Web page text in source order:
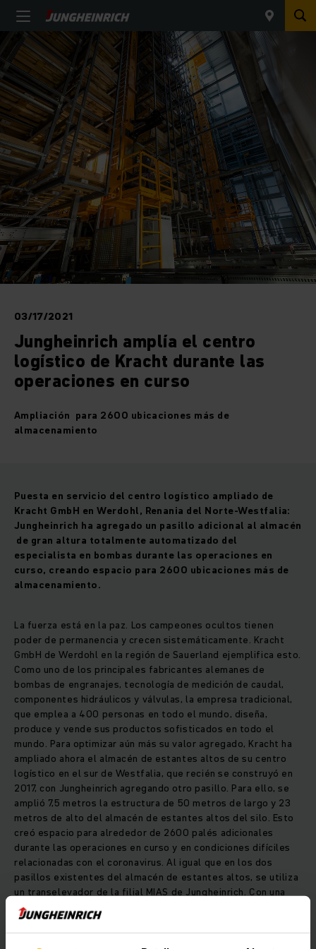
03/17/2021
Jungheinrich amplía el centro
logístico de Kracht durante las
operaciones en curso
Ampliación para 2600 ubicaciones más de
almacenamiento
Puesta en servicio del centro logístico ampliado de
Kracht GmbH en Werdohl, Renania del Norte-Westfalia:
Jungheinrich ha agregado un pasillo adicional al almacén
de gran altura totalmente automatizado del
especialista en bombas durante las operaciones en
curso, creando espacio para 2600 ubicaciones más de
almacenamiento.
La fuerza está en la paz. Los campeones ocultos tienen
poder de permanencia y crecen sistemáticamente. Kracht
GmbH de Werdohl en la región de Sauerland ejemplifica esto.
Como uno de los principales fabricantes alemanes de
bombas de engranajes, tecnología de medición de caudal,
componentes hidráulicos y válvulas, la empresa tradicional,
que emplea a 400 personas en todo el mundo, diseña,
produce y vende sus productos sofisticados en todo el
mundo. Para optimizar aún más su valor agregado, Kracht ha
ampliado ahora el almacén de estantes altos de su centro
logístico en el sur de Westfalia, que recién se construyó en
2017, con Jungheinrich agregando otro pasillo. Para ello, se
amplió 7,5 metros la estructura de 50 metros de largo y 23
metros de alto del almacén de estantes altos del silo. Esto
creó espacio para alrededor de 2600 palés adicionales
durante las operaciones en curso y en condiciones difíciles
relacionadas con el coronavirus. Al igual que en los dos
pasillos existentes del almacén de estantes altos, se utiliza
un transelevador de la filial MIAS de Jungheinrich. Con una
carga útil de 1.000 kilogramos, es capaz de manejar hasta 30
ciclos dobles con 15 transferencias de stock por hora.